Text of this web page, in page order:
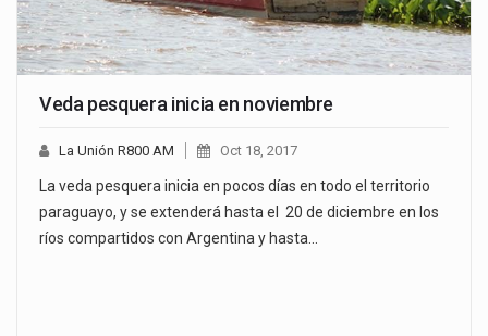
Veda pesquera inicia en noviembre
La Unión R800 AM Oct 18, 2017
La veda pesquera inicia en pocos días en todo el territorio
paraguayo, y se extenderá hasta el 20 de diciembre en los
ríos compartidos con Argentina y hasta…